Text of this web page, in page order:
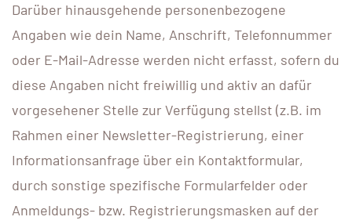
Darüber hinausgehende personenbezogene
Angaben wie dein Name, Anschrift, Telefonnummer
oder E-Mail-Adresse werden nicht erfasst, sofern du
diese Angaben nicht freiwillig und aktiv an dafür
vorgesehener Stelle zur Verfügung stellst (z.B. im
Rahmen einer Newsletter-Registrierung, einer
Informationsanfrage über ein Kontaktformular,
durch sonstige spezifische Formularfelder oder
Anmeldungs- bzw. Registrierungsmasken auf der